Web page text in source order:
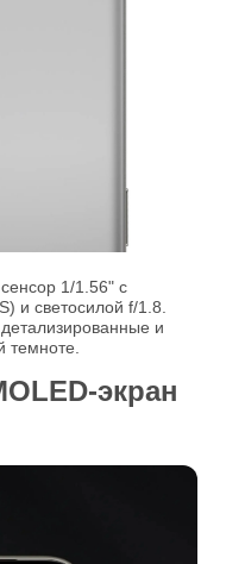
1/1.56" с
и светосилой f/1.8.
и
темноте.
экран